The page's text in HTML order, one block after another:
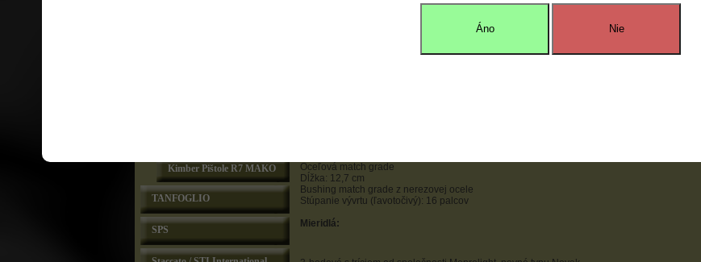
Áno Nie
Kimber Pištole R7 MAKO
TANFOGLIO
SPS
Zdrsnenie prednej časti pažby (frontstrap checkering): 30 LPI (lines per inch)
Oceľová match grade
Dĺžka: 12,7 cm
Bushing match grade z nerezovej ocele
Stúpanie vývrtu (ľavotočivý): 16 palcov
Mieridlá: